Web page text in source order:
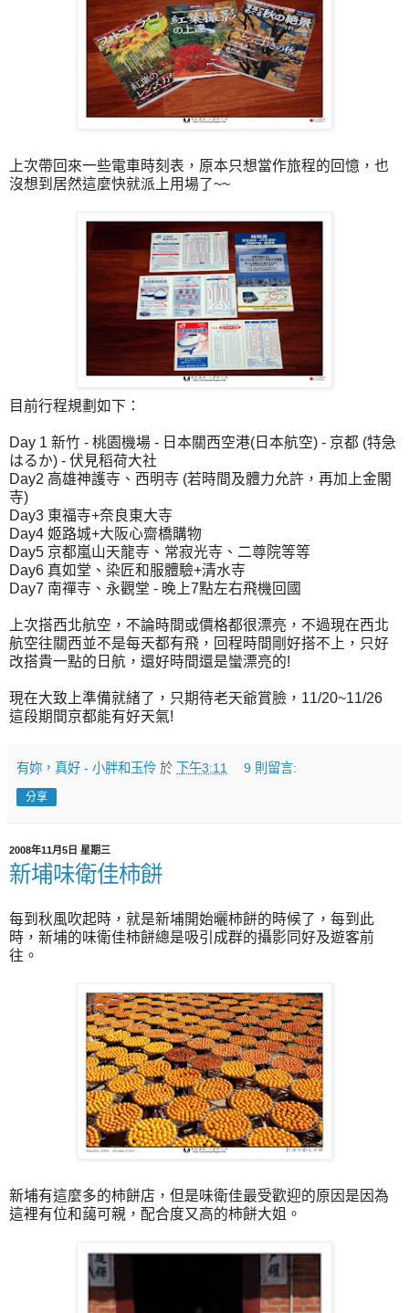
上次帶回來一些電車時刻表，原本只想當作旅程的回憶，也
沒想到居然這麼快就派上用場了~~
目前行程規劃如下：
Day 1 新竹 - 桃園機場 - 日本關西空港(日本航空) - 京都 (特急
はるか) - 伏見稻荷大社
Day2 高雄神護寺、西明寺 (若時間及體力允許，再加上金閣
寺)
Day3 東福寺+奈良東大寺
Day4 姬路城+大阪心齋橋購物
Day5 京都嵐山天龍寺、常寂光寺、二尊院等等
Day6 真如堂、染匠和服體驗+清水寺
Day7 南禪寺、永觀堂 - 晚上7點左右飛機回國
上次搭西北航空，不論時間或價格都很漂亮，不過現在西北
航空往關西並不是每天都有飛，回程時間剛好搭不上，只好
改搭貴一點的日航，還好時間還是蠻漂亮的!
現在大致上準備就緒了，只期待老天爺賞臉，11/20~11/26
這段期間京都能有好天氣!
有妳，真好 - 小胖和玉伶 於 下午3:11 9 則留言:
分享
2008年11月5日 星期三
新埔味衛佳柿餅
每到秋風吹起時，就是新埔開始曬柿餅的時候了，每到此
時，新埔的味衛佳柿餅總是吸引成群的攝影同好及遊客前
往。
新埔有這麼多的柿餅店，但是味衛佳最受歡迎的原因是因為
這裡有位和藹可親，配合度又高的柿餅大姐。